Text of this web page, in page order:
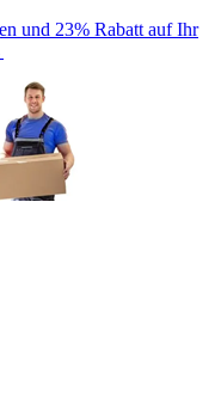
und 23% Rabatt auf Ihr